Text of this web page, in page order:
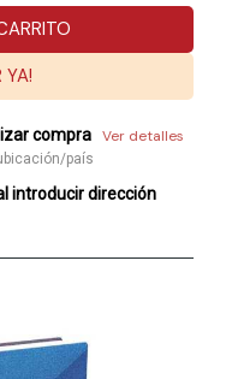
YA!
compra Ver detalles
país
introducir dirección